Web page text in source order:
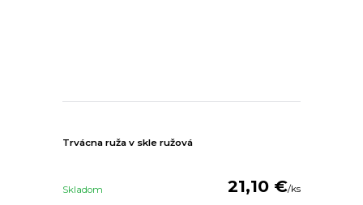
Trvácna ruža v skle ružová
21,10 €/ks
Skladom